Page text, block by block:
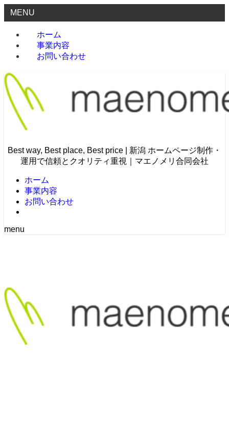
MENU
ホーム
事業内容
お問い合わせ
Best way, Best place, Best price | 新潟 ホームページ制作・
運用で信頼とクオリティ重視｜マエノメリ合同会社
ホーム
事業内容
お問い合わせ
menu